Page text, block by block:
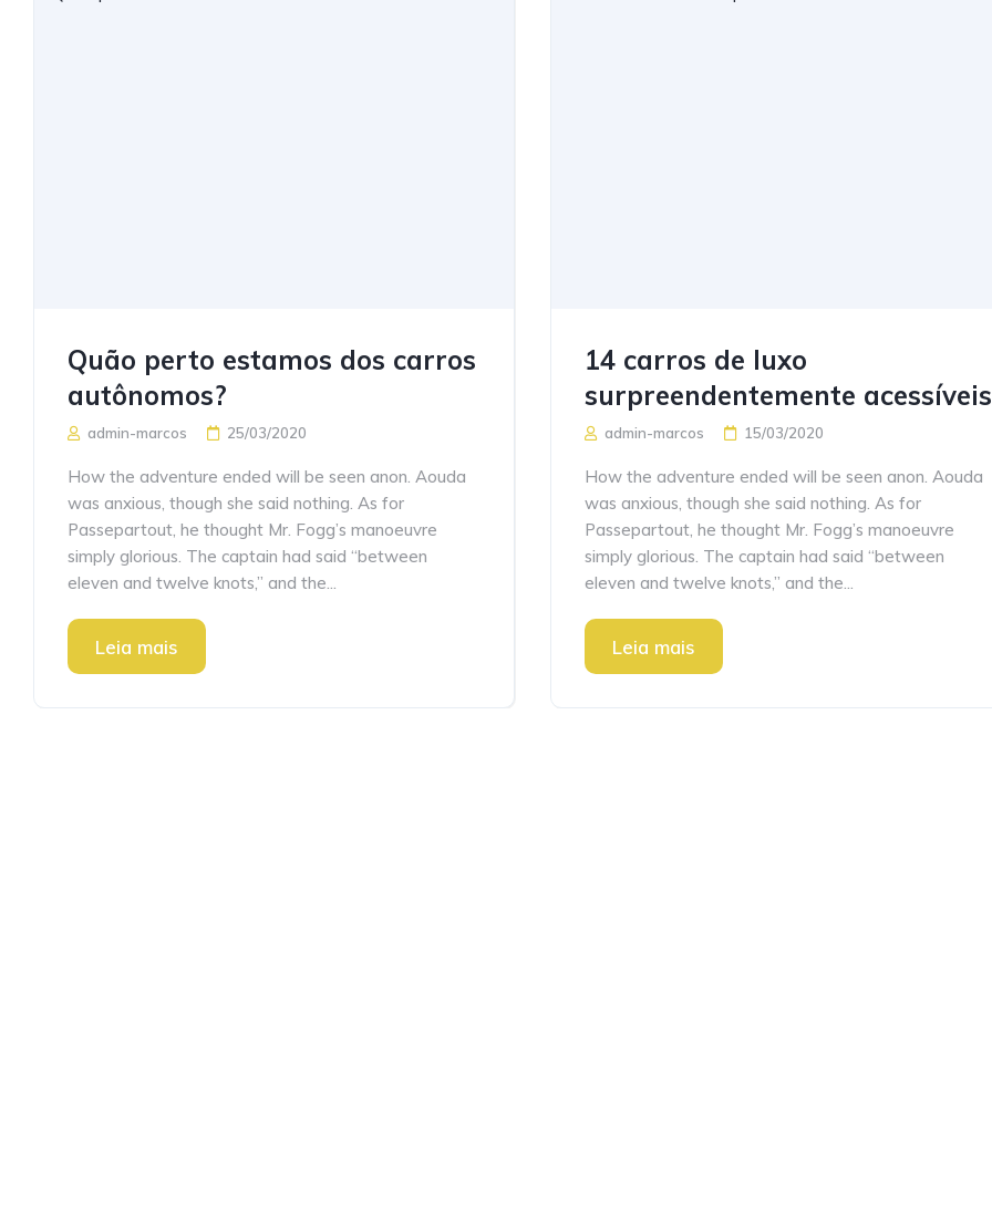
Quão perto estamos dos carros
autônomos?
admin-marcos 25/03/2020
How the adventure ended will be seen anon. Aouda
was anxious, though she said nothing. As for
Passepartout, he thought Mr. Fogg’s manoeuvre
simply glorious. The captain had said “between
eleven and twelve knots,” and the...
Leia mais
14 carros de luxo
surpreendentemente acessíveis
admin-marcos 15/03/2020
How the adventure ended will be seen anon. Aouda
was anxious, though she said nothing. As for
Passepartout, he thought Mr. Fogg’s manoeuvre
simply glorious. The captain had said “between
eleven and twelve knots,” and the...
Leia mais